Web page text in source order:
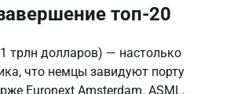
топ-20
трлн долларов) — настолько
что немцы завидуют порту
Euronext Amsterdam. ASML,